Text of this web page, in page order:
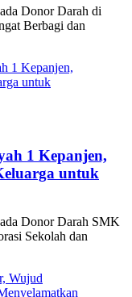
Donor Darah di
Berbagi dan
1 Kepanjen,
untuk
Donor Darah SMK
Sekolah dan